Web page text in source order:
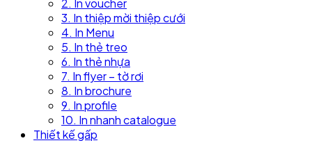
3. In thiệp mời thiệp cưới
4. In Menu
5. In thẻ treo
6. In thẻ nhựa
7. In flyer – tờ rơi
8. In brochure
9. In profile
10. In nhanh catalogue
Thiết kế gấp